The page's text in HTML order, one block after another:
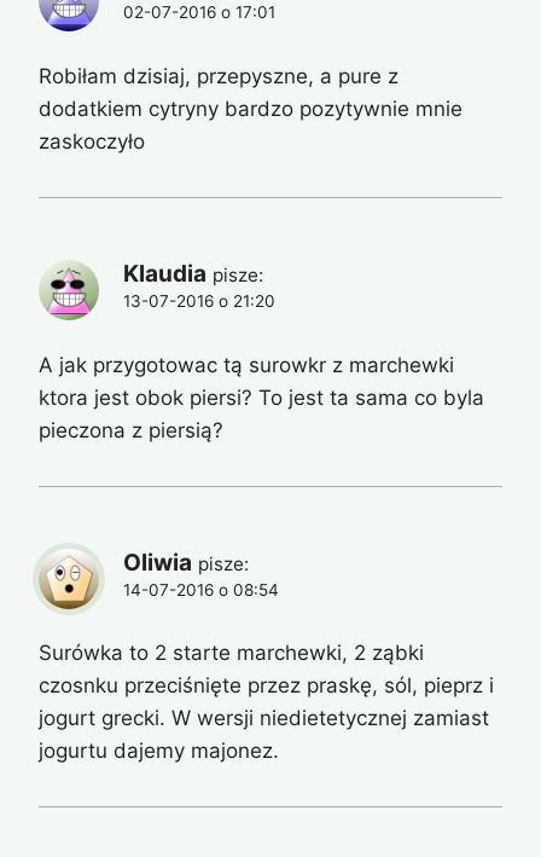
02-07-2016 o 17:01
Robiłam dzisiaj, przepyszne, a pure z
dodatkiem cytryny bardzo pozytywnie mnie
zaskoczyło
Klaudia pisze:
13-07-2016 o 21:20
A jak przygotowac tą surowkr z marchewki
ktora jest obok piersi? To jest ta sama co byla
pieczona z piersią?
Oliwia pisze:
14-07-2016 o 08:54
Surówka to 2 starte marchewki, 2 ząbki
czosnku przeciśnięte przez praskę, sól, pieprz i
jogurt grecki. W wersji niedietetycznej zamiast
jogurtu dajemy majonez.